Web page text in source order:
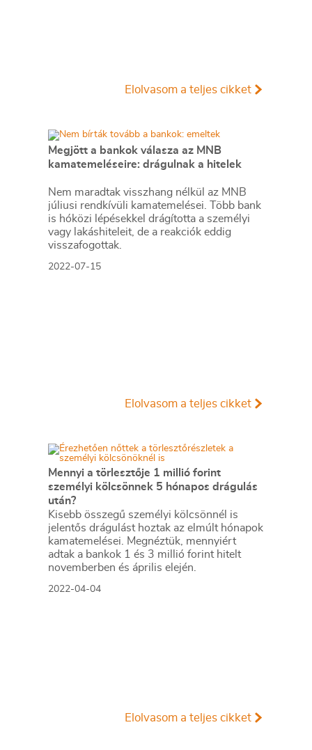
Elolvasom a teljes cikket
Megjött a bankok válasza az MNB
kamatemeléseire: drágulnak a hitelek
Nem maradtak visszhang nélkül az MNB
júliusi rendkívüli kamatemelései. Több bank
is hóközi lépésekkel drágította a személyi
vagy lakáshiteleit, de a reakciók eddig
visszafogottak.
2022-07-15
Elolvasom a teljes cikket
Mennyi a törlesztője 1 millió forint
személyi kölcsönnek 5 hónapos drágulás
után?
Kisebb összegű személyi kölcsönnél is
jelentős drágulást hoztak az elmúlt hónapok
kamatemelései. Megnéztük, mennyiért
adtak a bankok 1 és 3 millió forint hitelt
novemberben és április elején.
2022-04-04
Elolvasom a teljes cikket